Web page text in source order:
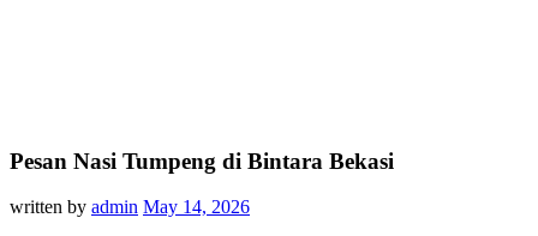
Pesan Nasi Tumpeng di Bintara Bekasi
written by admin May 14, 2026